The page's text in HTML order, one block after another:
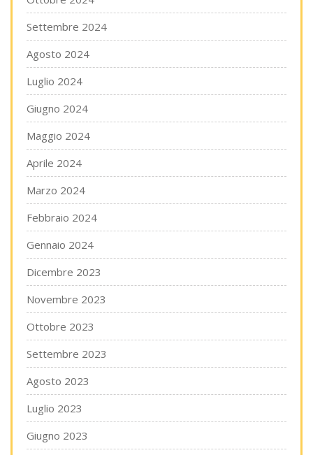
Settembre 2024
Agosto 2024
Luglio 2024
Giugno 2024
Maggio 2024
Aprile 2024
Marzo 2024
Febbraio 2024
Gennaio 2024
Dicembre 2023
Novembre 2023
Ottobre 2023
Settembre 2023
Agosto 2023
Luglio 2023
Giugno 2023